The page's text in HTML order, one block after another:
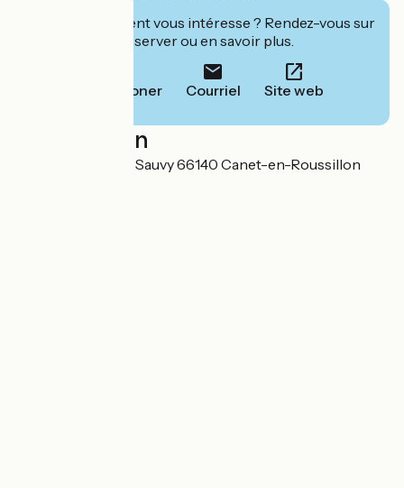
Cet établissement vous intéresse ? Rendez-vous sur
leur site pour réserver ou en savoir plus.
Téléphoner Courriel Site web
Localisation
13 Avenue Joseph Sauvy 66140 Canet-en-Roussillon